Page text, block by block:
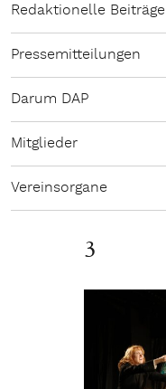
Redaktionelle Beiträge
Pressemitteilungen
Darum DAP
Mitglieder
Vereinsorgane
3